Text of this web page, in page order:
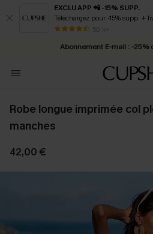
EXCLU APP 📲 -15% SUPP.
Téléchargez pour -15% supp. +
50 k+
* Livraison éclair 2-3
Abonnement E-mail : -25%
Robe longue imprimée col
manches
42,00 €